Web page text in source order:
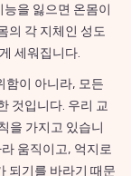
을 잃으면 온몸이
의 각 지체인 성도
세워집니다.
함이 아니라, 모든
것입니다. 우리 교
을 가지고 있습니
움직이고, 억지로
되기를 바라기 때문